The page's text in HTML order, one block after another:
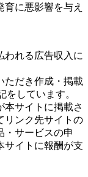
に悪影響を与え
われる広告収入に
ただき作成・掲載
をしています。
本サイトに掲載さ
リンク先サイトの
・サービスの申
サイトに報酬が支